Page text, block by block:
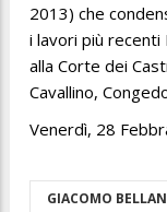
2013) che
i lavori più
alla Corte dei
Cavallino,
Venerdì, 28
GIACOMO